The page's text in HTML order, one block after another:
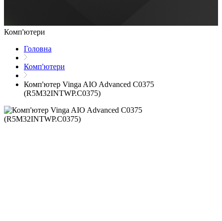
Комп'ютери
Головна
Комп'ютери
Комп'ютер Vinga AIO Advanced C0375
(R5M32INTWP.C0375)